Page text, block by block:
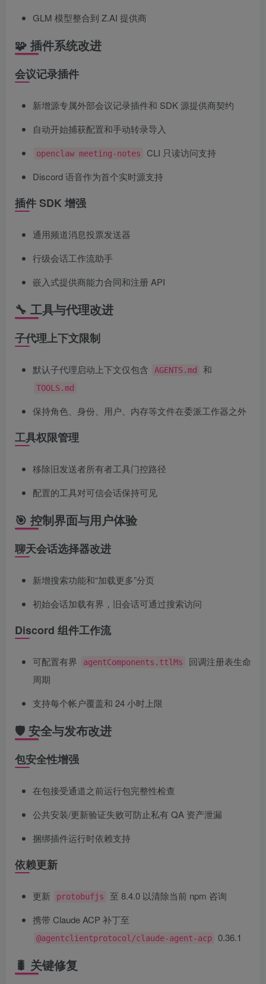
GLM 模型整合到 Z.AI 提供商
🧩 插件系统改进
会议记录插件
新增源专属外部会议记录插件和 SDK 源提供商契约
自动开始捕获配置和手动转录导入
openclaw meeting-notes
CLI 只读访问支持
Discord 语音作为首个实时源支持
插件 SDK 增强
通用频道消息投票发送器
行级会话工作流助手
嵌入式提供商能力合同和注册 API
🔧 工具与代理改进
子代理上下文限制
默认子代理启动上下文仅包含 AGENTS.md 和
TOOLS.md
保持角色、身份、用户、内存等文件在委派工作器之外
工具权限管理
移除旧发送者所有者工具门控路径
配置的工具对可信会话保持可见
🎯 控制界面与用户体验
聊天会话选择器改进
新增搜索功能和“加载更多”分页
初始会话加载有界，旧会话可通过搜索访问
Discord 组件工作流
可配置有界 agentComponents.ttlMs
回调注册表生命
周期
支持每个帐户覆盖和 24 小时上限
🛡️ 安全与发布改进
包安全性增强
在包接受通道之前运行包完整性检查
公共安装/更新验证失败可防止私有 QA 资产泄漏
捆绑插件运行时依赖支持
依赖更新
更新 protobufjs
至 8.4.0 以清除当前 npm 咨询
携带 Claude ACP 补丁至
@agentclientprotocol/claude-agent-acp 0.36.1
🐛 关键修复